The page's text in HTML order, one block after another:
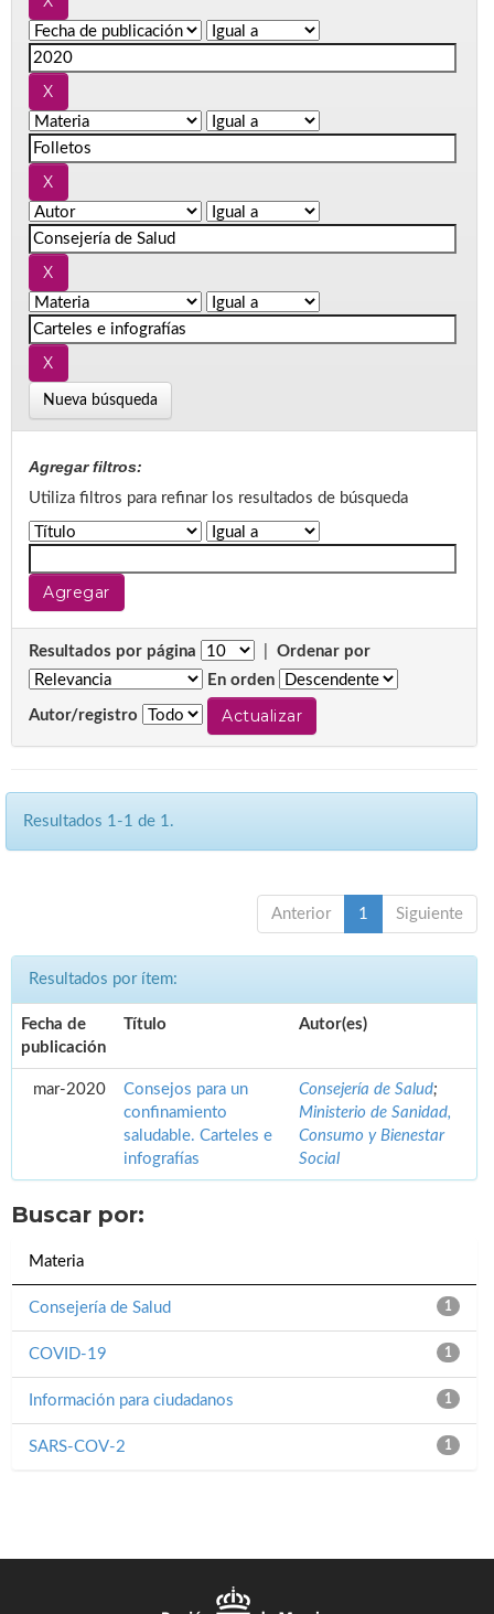
Nueva búsqueda
Agregar filtros:
Utiliza filtros para refinar los resultados de búsqueda
Resultados por página
Ordenar por
En orden
Autor/registro
Resultados 1-1 de 1.
Anterior 1 Siguiente
Resultados por ítem:
Fecha de
publicación
Título Autor(es)
mar-2020
Consejos para un
confinamiento
saludable. Carteles e
infografías
Consejería de Salud;
Ministerio de Sanidad,
Consumo y Bienestar
Social
Buscar por:
Materia
1
Consejería de Salud
1
COVID-19
1
Información para ciudadanos
1
SARS-COV-2